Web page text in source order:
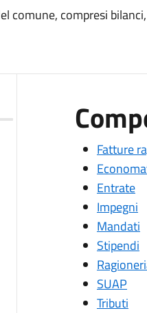
comune, compresi
Fatture
Entrate
Impegni
Mandati
Stipendi
SUAP
Tributi